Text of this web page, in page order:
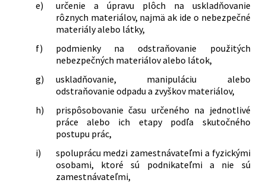
e)
určenie a úpravu plôch na uskladňovanie
rôznych materiálov, najmä ak ide o nebezpečné
materiály alebo látky,
f)
podmienky na odstraňovanie použitých
nebezpečných materiálov alebo látok,
g)
uskladňovanie, manipuláciu alebo
odstraňovanie odpadu a zvyškov materiálov,
h)
prispôsobovanie času určeného na jednotlivé
práce alebo ich etapy podľa skutočného
postupu prác,
i)
spoluprácu medzi zamestnávateľmi a fyzickými
osobami, ktoré sú podnikateľmi a nie sú
zamestnávateľmi,